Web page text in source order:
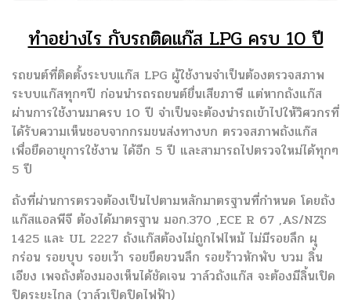
ทำอย่างไร กับรถติดแก๊ส LPG ครบ 10 ปี
รถยนต์ที่ติดตั้งระบบแก๊ส LPG ผู้ใช้งานจำเป็นต้องตรวจสภาพ
ระบบแก๊สทุกๆปี ก่อนนำรถรถยนต์ยื่นเสียภาษี แต่หากถังแก๊ส
ผ่านการใช้งานมาครบ 10 ปี จำเป็นจะต้องนำรถเข้าไปให้วิศวกรที่
ได้รับความเห็นชอบจากกรมขนส่งทางบก ตรวจสภาพถังแก๊ส
เพื่อยืดอายุการใช้งาน ได้อีก 5 ปี และสามารถไปตรวจใหม่ได้ทุกๆ
5 ปี
ถังที่ผ่านการตรวจต้องเป็นไปตามหลักมาตรฐานที่กำหนด โดยถัง
แก๊สแอลพีจี ต้องได้มาตรฐาน มอก.370 ,ECE R 67 ,AS/NZS
1425 และ UL 2227 ถังแก๊สต้องไม่ถูกไฟไหม้ ไม่มีรอยลึก ผุ
กร่อน รอยบุบ รอยเว้า รอยขึดขวนลึก รอยร้าวหักพับ บวม ลิ้น
เอียง เพจถังต้องมองเห็นได้ชัดเจน วาล์วถังแก๊ส จะต้องมีลิ้นเปิด
ปิดระยะไกล (วาล์วเปิดปิดไฟฟ้า)